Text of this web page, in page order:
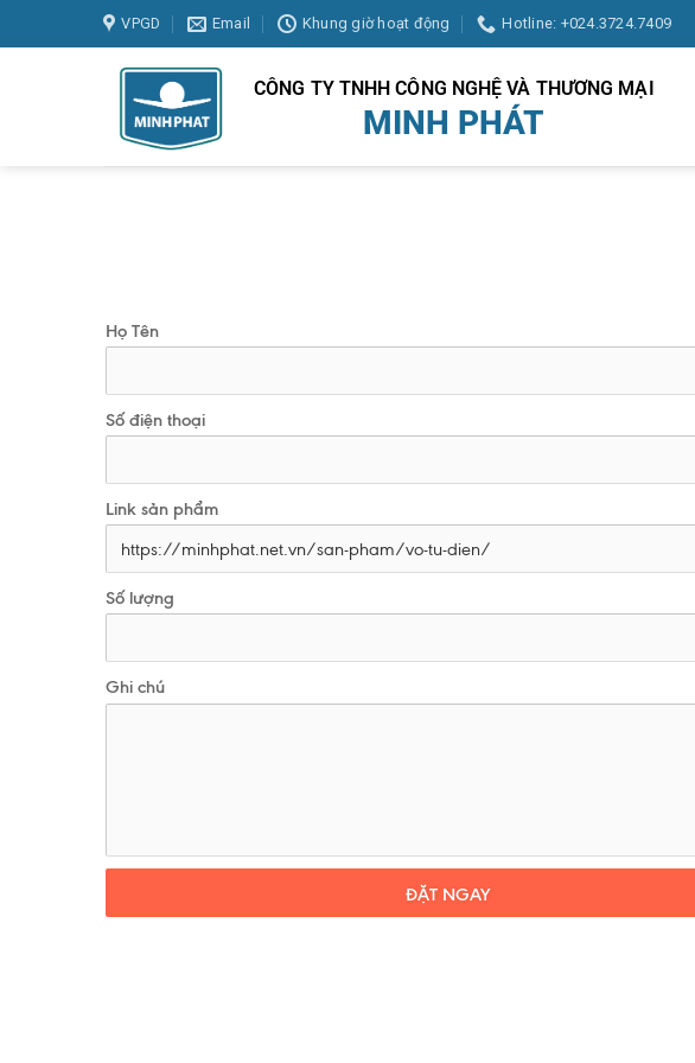
to
VPGD Email Khung giờ hoạt động Hotline: +024.3724.7409
CÔNG TY TNHH CÔNG NGHỆ VÀ THƯƠNG MẠI
MINH PHÁT
Họ Tên
Số điện thoại
Link sản phẩm
Số lượng
Ghi chú
ĐẶT NGAY